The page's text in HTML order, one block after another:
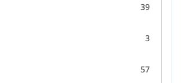
39
3
57